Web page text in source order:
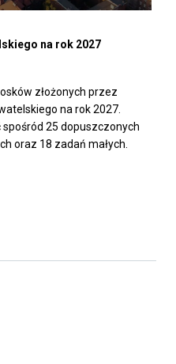
na rok 2027
złożonych przez
na rok 2027.
25 dopuszczonych
oraz 18 zadań małych.